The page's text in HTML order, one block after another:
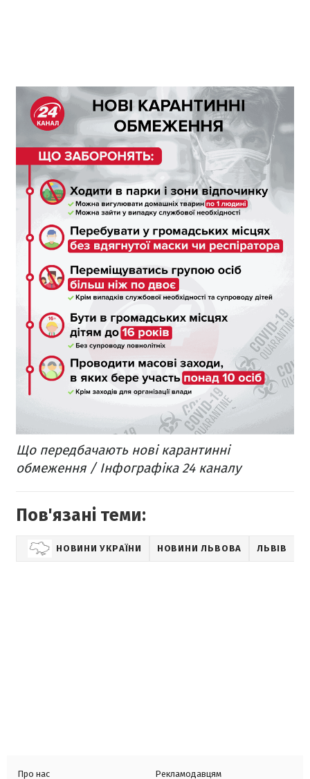
Що передбачають нові карантинні
обмеження / Інфографіка 24 каналу
Пов'язані теми:
НОВИНИ УКРАЇНИ НОВИНИ ЛЬВОВА ЛЬВІВ
Про нас
Рекламодавцям